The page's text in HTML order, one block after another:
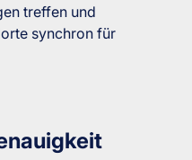
treffen und
synchron für